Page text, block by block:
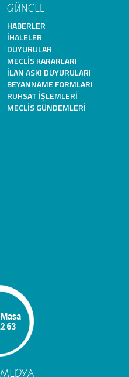
GÜNCEL
HABERLER
İHALELER
DUYURULAR
MECLIS KARARLARI
İLAN ASKI DUYURULARI
BEYANNAME FORMLARI
RUHSAT İŞLEMLERI
MECLIS GÜNDEMLERI